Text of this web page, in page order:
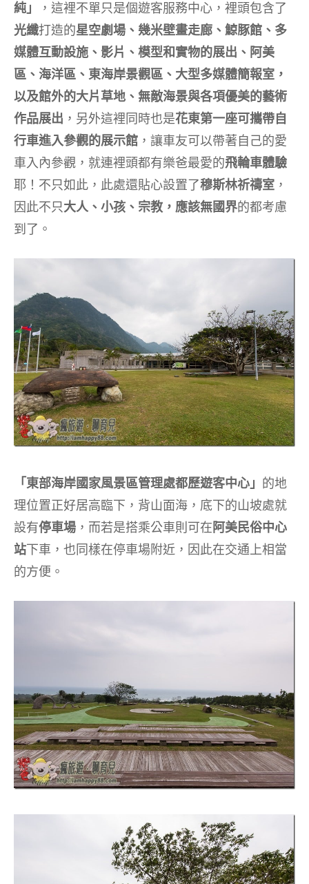
純」
，這裡不單只是個遊客服務中心，裡頭包含了
光纖打造的星空劇場、幾米壁畫走廊、鯨豚館、多
媒體互動設施、影片、模型和實物的展出、阿美
區、海洋區、東海岸景觀區、大型多媒體簡報室，
以及館外的大片草地、無敵海景與各項優美的藝術
作品展出 ，另外這裡同時也是花東第一座可攜帶自
行車進入參觀的展示館 ，讓車友可以帶著自己的愛
車入內參觀，就連裡頭都有樂爸最愛的飛輪車體驗
耶！不只如此，此處還貼心設置了穆斯林祈禱室 ，
因此不只大人、小孩、宗教，應該無國界的都考慮
到了。
「東部海岸國家風景區管理處都歷遊客中心」 的地
理位置正好居高臨下，背山面海，底下的山坡處就
設有停車場 ，而若是搭乘公車則可在阿美民俗中心
站下車，也同樣在停車場附近，因此在交通上相當
的方便。